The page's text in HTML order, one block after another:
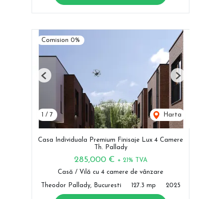
Comision 0%
/ 7 Harta
Previous Next
Casa Individuala Premium Finisaje Lux 4 Camere
Th. Pallady
285,000 € + 21% TVA
Casă / Vilă cu 4 camere de vânzare
Theodor Pallady, Bucuresti 127.3 mp 2025